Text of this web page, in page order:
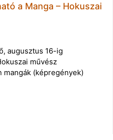
a Manga – Hokuszai
augusztus 16-ig
művész
mangák (képregények)